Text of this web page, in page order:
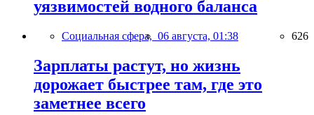
уязвимостей водного баланса
Социальная сфера, 06 августа, 01:38 626
Зарплаты растут, но жизнь
дорожает быстрее там, где это
заметнее всего